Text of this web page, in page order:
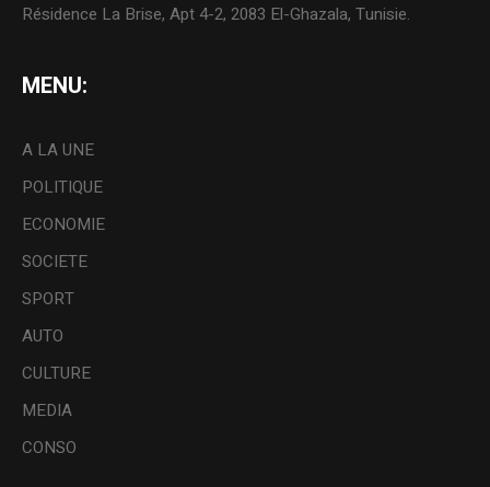
Résidence La Brise, Apt 4-2, 2083 El-Ghazala, Tunisie.
MENU:
A LA UNE
POLITIQUE
ECONOMIE
SOCIETE
SPORT
AUTO
CULTURE
MEDIA
CONSO